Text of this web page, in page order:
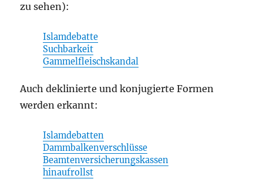
zu sehen):
Islamdebatte
Suchbarkeit
Gammelfleischskandal
Auch deklinierte und konjugierte Formen
werden erkannt:
Islamdebatten
Dammbalkenverschlüsse
Beamtenversicherungskassen
hinaufrollst